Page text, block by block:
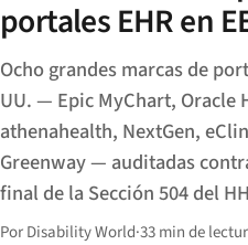
portales EHR en
Ocho grandes marcas de
UU. — Epic MyChart, Oracle
athenahealth, NextGen,
Greenway — auditadas
final de la Sección 504 del
Por Disability World·33 min de